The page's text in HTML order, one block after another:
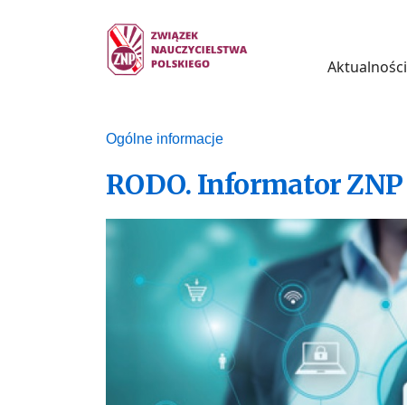
Aktualności
Ogólne informacje
RODO. Informator ZNP